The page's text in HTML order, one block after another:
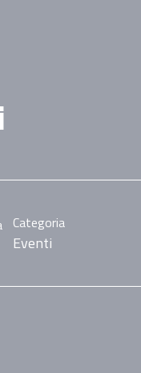
Categoria
Eventi